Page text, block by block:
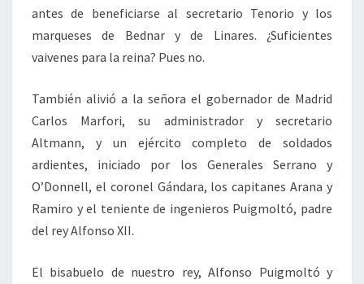
antes de beneficiarse al secretario Tenorio y los
marqueses de Bednar y de Linares. ¿Suficientes
vaivenes para la reina? Pues no.
También alivió a la señora el gobernador de Madrid
Carlos Marfori, su administrador y secretario
Altmann, y un ejército completo de soldados
ardientes, iniciado por los Generales Serrano y
O’Donnell, el coronel Gándara, los capitanes Arana y
Ramiro y el teniente de ingenieros Puigmoltó, padre
del rey Alfonso XII.
El bisabuelo de nuestro rey, Alfonso Puigmoltó y